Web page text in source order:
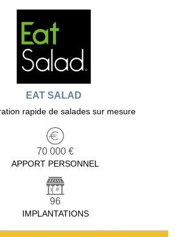
EAT SALAD
rapide de salades sur mesure
70 000 €
APPORT PERSONNEL
96
IMPLANTATIONS